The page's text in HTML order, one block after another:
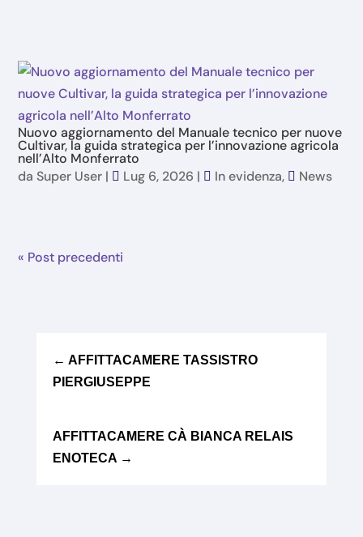
Nuovo aggiornamento del Manuale tecnico per nuove
Cultivar, la guida strategica per l’innovazione agricola
nell’Alto Monferrato
da Super User | Lug 6, 2026 | In evidenza, News
« Post precedenti
← AFFITTACAMERE TASSISTRO
PIERGIUSEPPE
AFFITTACAMERE CÀ BIANCA RELAIS
ENOTECA→